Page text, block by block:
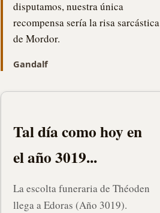
disputamos, nuestra única
recompensa sería la risa sarcástica
de Mordor.
Gandalf
Tal día como hoy en
el año 3019...
La escolta funeraria de Théoden
llega a Edoras (Año 3019).